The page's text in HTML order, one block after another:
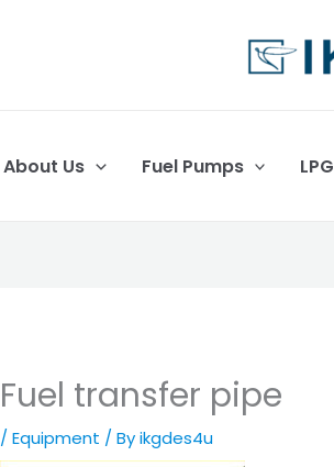
About Us Fuel Pumps LPG
Fuel transfer pipe
/Equipment / Byikgdes4u